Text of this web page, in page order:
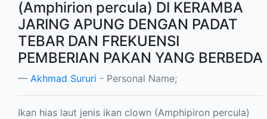
(Amphirion percula) DI KERAMBA
JARING APUNG DENGAN PADAT
TEBAR DAN FREKUENSI
PEMBERIAN PAKAN YANG BERBEDA
Akhmad Sururi - Personal Name;
Ikan hias laut jenis ikan clown (Amphipiron percula)